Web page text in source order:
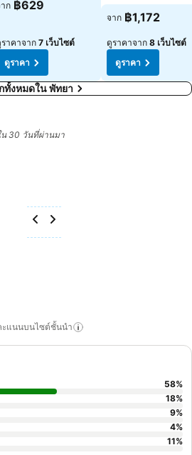
ก ฿629
าคาจาก 7 เว็บไซต์
ดูราคา
ดูราคา
จาก ฿1,172
ดูราคาจาก 8 เว็บไซต์
ดูราคา
ทั้งหมดใน พัทยา
น 30 วันที่ผ่านมา
ะแนนบนไซต์ชั้นนำ
58%
18%
9%
4%
11%